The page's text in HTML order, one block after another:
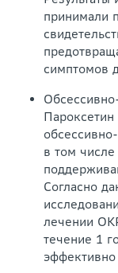
принимали
симптомов
в том числе
Согласно
лечении
течение 1